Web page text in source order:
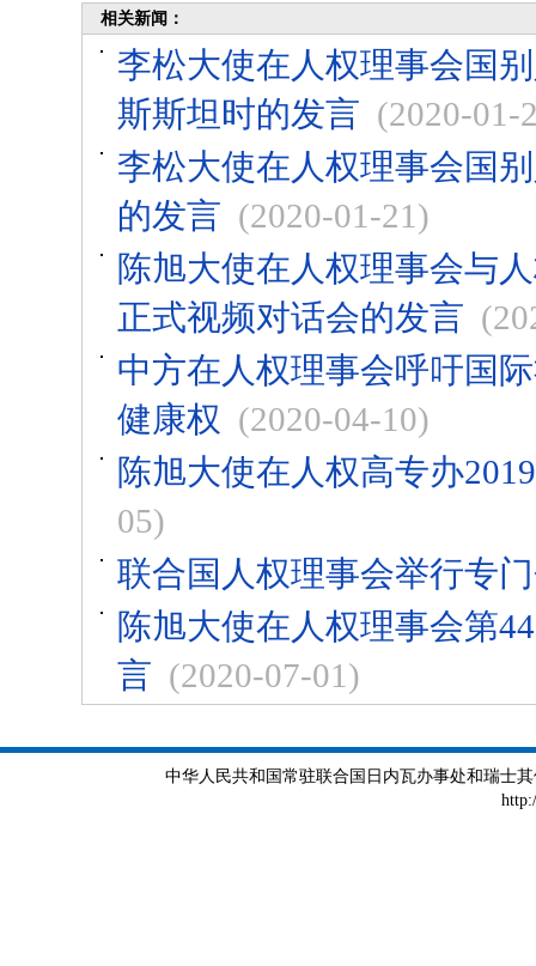
相关新闻：
李松大使在人权理事会国
斯斯坦时的发言 (2020-01-
李松大使在人权理事会国
的发言 (2020-01-21)
陈旭大使在人权理事会与
正式视频对话会的发言
中方在人权理事会呼吁国
健康权 (2020-04-10)
陈旭大使在人权高专办
05)
联合国人权理事会举行专
陈旭大使在人权理事会第
言 (2020-07-01)
中华人民共和国常驻联合国日内瓦办事处和瑞士